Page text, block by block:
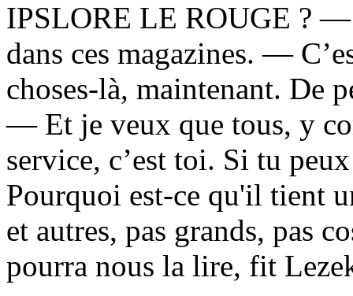
IPSLORE LE ROUGE ? —
dans ces magazines. —
choses-là, maintenant. De
— Et je veux que tous, y
service, c’est toi. Si tu
Pourquoi est-ce qu'il tient
et autres, pas grands, pas
pourra nous la lire, fit